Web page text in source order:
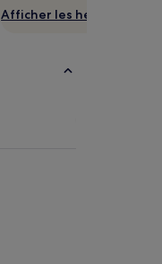
Afficher les